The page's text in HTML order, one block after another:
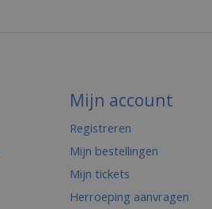
Mijn account
Registreren
Mijn bestellingen
Mijn tickets
Herroeping aanvragen